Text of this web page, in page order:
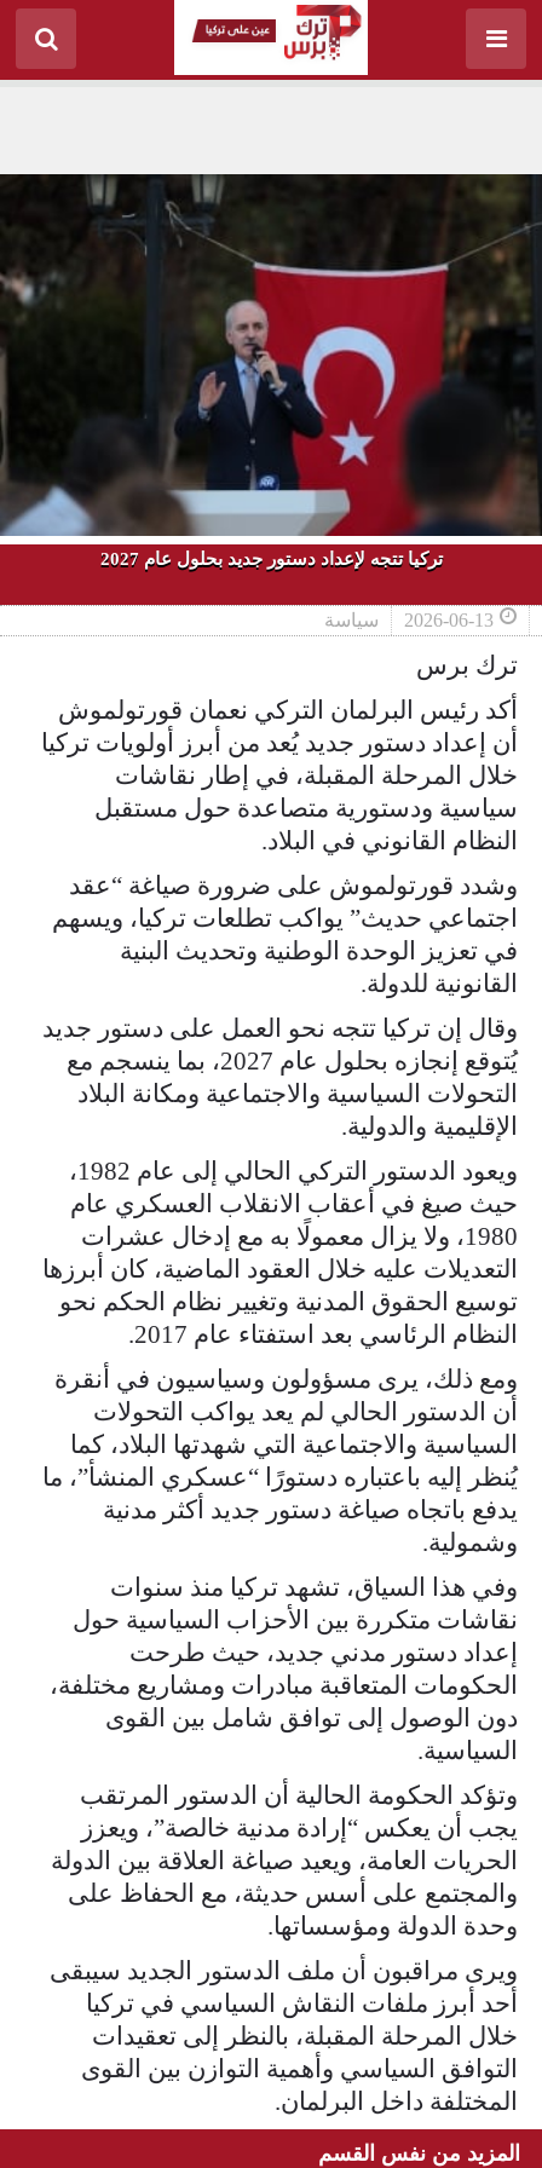
تركيا تتجه لإعداد دستور جديد بحلول عام 2027
2026-06-13 سياسة
ترك برس
أكد رئيس البرلمان التركي نعمان قورتولموش
أن إعداد دستور جديد يُعد من أبرز أولويات تركيا
خلال المرحلة المقبلة، في إطار نقاشات
سياسية ودستورية متصاعدة حول مستقبل
النظام القانوني في البلاد.
وشدد قورتولموش على ضرورة صياغة “عقد
اجتماعي حديث” يواكب تطلعات تركيا، ويسهم
في تعزيز الوحدة الوطنية وتحديث البنية
القانونية للدولة.
وقال إن تركيا تتجه نحو العمل على دستور جديد
يُتوقع إنجازه بحلول عام 2027، بما ينسجم مع
التحولات السياسية والاجتماعية ومكانة البلاد
الإقليمية والدولية.
ويعود الدستور التركي الحالي إلى عام 1982،
حيث صيغ في أعقاب الانقلاب العسكري عام
1980، ولا يزال معمولًا به مع إدخال عشرات
التعديلات عليه خلال العقود الماضية، كان أبرزها
توسيع الحقوق المدنية وتغيير نظام الحكم نحو
النظام الرئاسي بعد استفتاء عام 2017.
ومع ذلك، يرى مسؤولون وسياسيون في أنقرة
أن الدستور الحالي لم يعد يواكب التحولات
السياسية والاجتماعية التي شهدتها البلاد، كما
يُنظر إليه باعتباره دستورًا “عسكري المنشأ”، ما
يدفع باتجاه صياغة دستور جديد أكثر مدنية
وشمولية.
وفي هذا السياق، تشهد تركيا منذ سنوات
نقاشات متكررة بين الأحزاب السياسية حول
إعداد دستور مدني جديد، حيث طرحت
الحكومات المتعاقبة مبادرات ومشاريع مختلفة،
دون الوصول إلى توافق شامل بين القوى
السياسية.
وتؤكد الحكومة الحالية أن الدستور المرتقب
يجب أن يعكس “إرادة مدنية خالصة”، ويعزز
الحريات العامة، ويعيد صياغة العلاقة بين الدولة
والمجتمع على أسس حديثة، مع الحفاظ على
وحدة الدولة ومؤسساتها.
ويرى مراقبون أن ملف الدستور الجديد سيبقى
أحد أبرز ملفات النقاش السياسي في تركيا
خلال المرحلة المقبلة، بالنظر إلى تعقيدات
التوافق السياسي وأهمية التوازن بين القوى
المختلفة داخل البرلمان.
المزيد من نفس القسم